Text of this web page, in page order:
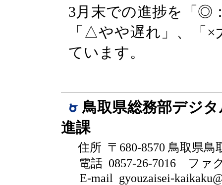
3月末での進捗を「◎
「△やや遅れ」、「
ています。
鳥取県総務部デジ
進課
住所 〒680-8570 鳥取県鳥
電話 0857-26-7016
ファ
E-mail gyouzaisei-